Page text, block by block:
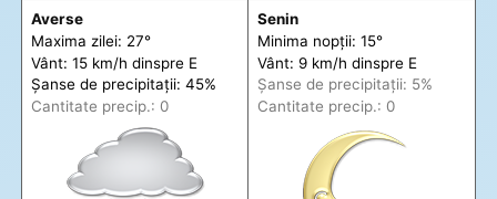
Averse
Maxima zilei: 27°
Vânt: 15 km/h dinspre E
Șanse de precipitații: 45%
Cantitate precip.: 0
Senin
Minima nopții: 15°
Vânt: 9 km/h dinspre E
Șanse de precipitații: 5%
Cantitate precip.: 0